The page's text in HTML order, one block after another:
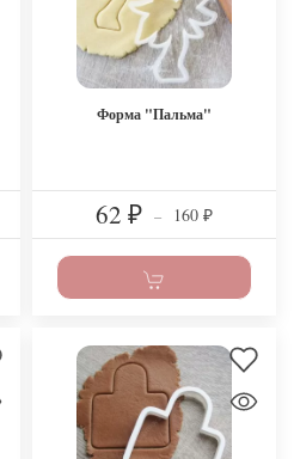
Форма "Пальма"
62 ₽ – 160 ₽